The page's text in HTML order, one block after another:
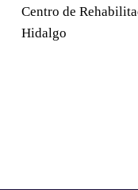
Centro de
Hidalgo